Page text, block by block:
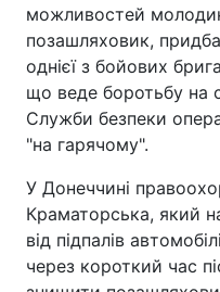
можливостей
позашляховик,
однієї з бойових
що веде боротьбу на
Служби безпеки
"на гарячому".
У Донеччині
Краматорська, який
від підпалів
через короткий час